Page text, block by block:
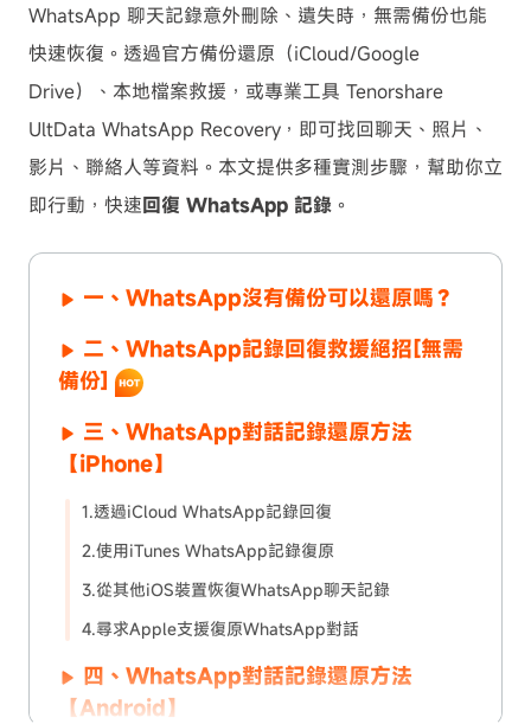
WhatsApp 聊天記錄意外刪除、遺失時，無需備份也能
快速恢復。透過官方備份還原（iCloud/Google
Drive）、本地檔案救援，或專業工具 Tenorshare
UltData WhatsApp Recovery，即可找回聊天、照片、
影片、聯絡人等資料。本文提供多種實測步驟，幫助你立
即行動，快速回復 WhatsApp 記錄 。
一、WhatsApp沒有備份可以還原嗎？
二、WhatsApp記錄回復救援絕招[無需
備份]
三、WhatsApp對話記錄還原方法
【iPhone】
1.透過iCloud WhatsApp記錄回復
2.使用iTunes WhatsApp記錄復原
3.從其他iOS裝置恢復WhatsApp聊天記錄
4.尋求Apple支援復原WhatsApp對話
四、WhatsApp對話記錄還原方法
【Android】